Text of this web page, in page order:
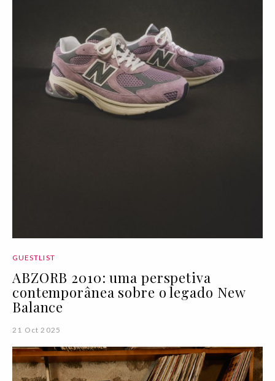
GUESTLIST
ABZORB 2010: uma perspetiva
contemporânea sobre o legado New
Balance
21 Oct 2025